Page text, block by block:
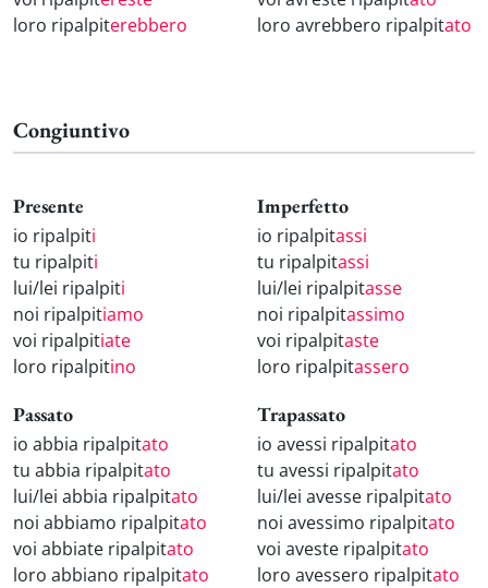
loro ripalpiterebbero
loro avrebbero ripalpitato
Congiuntivo
Presente
io ripalpiti
tu ripalpiti
lui/lei ripalpiti
noi ripalpitiamo
voi ripalpitiate
loro ripalpitino
Imperfetto
io ripalpitassi
tu ripalpitassi
lui/lei ripalpitasse
noi ripalpitassimo
voi ripalpitaste
loro ripalpitassero
Passato
io abbia ripalpitato
tu abbia ripalpitato
lui/lei abbia ripalpitato
noi abbiamo ripalpitato
voi abbiate ripalpitato
loro abbiano ripalpitato
Trapassato
io avessi ripalpitato
tu avessi ripalpitato
lui/lei avesse ripalpitato
noi avessimo ripalpitato
voi aveste ripalpitato
loro avessero ripalpitato